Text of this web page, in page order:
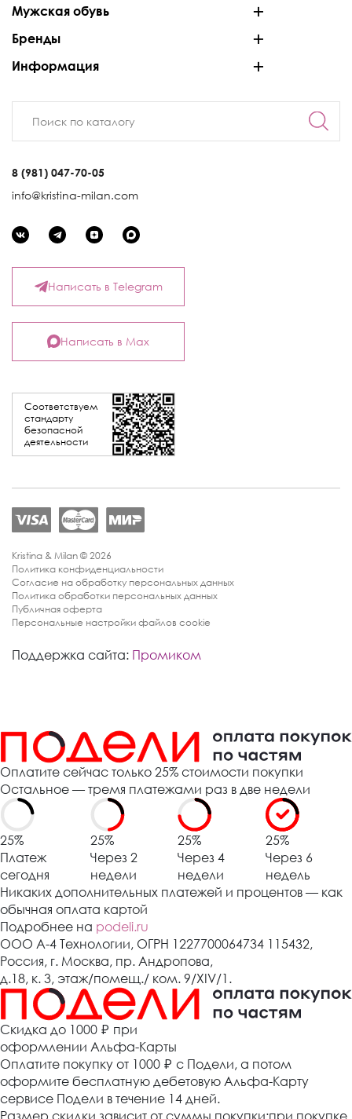
Мужская обувь
Бренды
Информация
8 (981) 047-70-05
info@kristina-milan.com
Соответствуем
стандарту
безопасной
деятельности
Написать в Telegram
Написать в Max
Kristina & Milan © 2026
Политика конфиденциальности
Согласие на обработку персональных данных
Политика обработки персональных данных
Публичная оферта
Персональные настройки файлов cookie
Поддержка сайта: Промиком
Оплатите сейчас только 25% стоимости покупки
Остальное — тремя платежами раз в две недели
25%
Платеж
сегодня
25%
Через 2
недели
25%
Через 4
недели
25%
Через 6
недель
Никаких дополнительных платежей и процентов — как
обычная оплата картой
Подробнее на podeli.ru
ООО А-4 Технологии, ОГРН 1227700064734 115432,
Россия, г. Москва, пр. Андропова,
д.18, к. 3, этаж/помещ./ ком. 9/XIV/1.
Cкидка до 1000 ₽ при
оформлении Альфа-Карты
Оплатите покупку от 1000 ₽ с Подели, а потом
оформите бесплатную дебетовую Альфа-Карту
сервисе Подели в течение 14 дней.
Размер скидки зависит от суммы покупки:при покупке